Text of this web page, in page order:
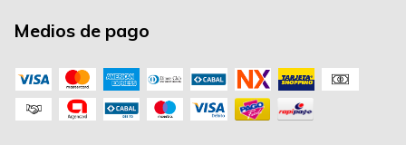
Medios de pago